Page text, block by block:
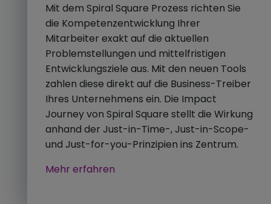
Mit dem Spiral Square Prozess richten Sie
die Kompetenzentwicklung Ihrer
Mitarbeiter exakt auf die aktuellen
Problemstellungen und mittelfristigen
Entwicklungsziele aus. Mit den neuen Tools
zahlen diese direkt auf die Business-Treiber
Ihres Unternehmens ein. Die Impact
Journey von Spiral Square stellt die Wirkung
anhand der Just-in-Time-, Just-in-Scope-
und Just-for-you-Prinzipien ins Zentrum.
Mehr erfahren